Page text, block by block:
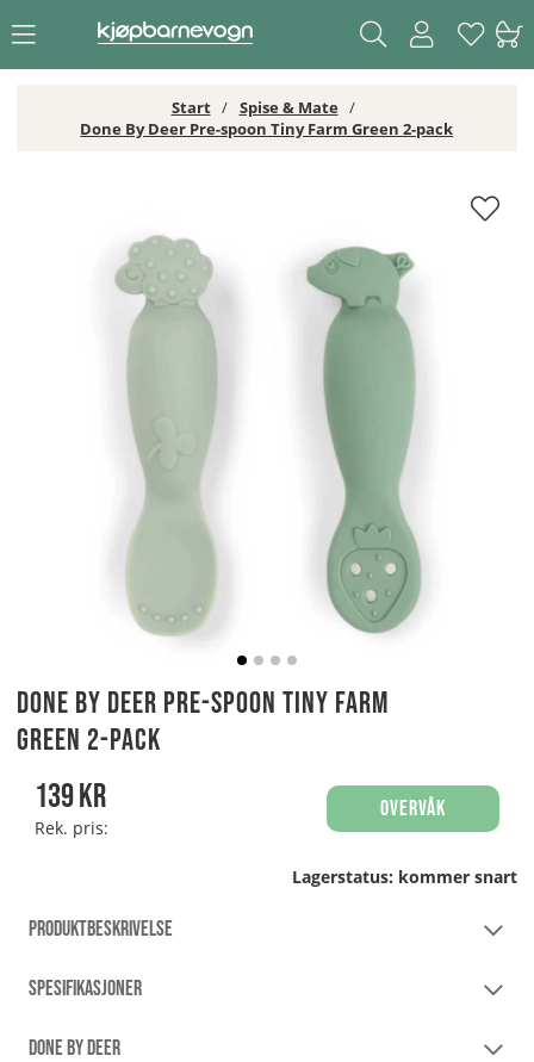
Start
Spise & Mate
Done By Deer Pre-spoon Tiny Farm Green 2-pack
Done By Deer Pre-spoon Tiny Farm
Green 2-pack
139kr
Rek. pris:
Overvåk
Lagerstatus: kommer snart
PRODUKTBESKRIVELSE
SPESIFIKASJONER
DONE BY DEER